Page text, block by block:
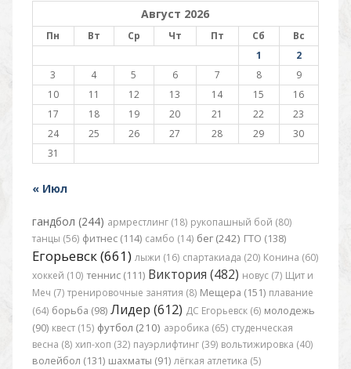
Август 2026
Пн Вт Ср Чт Пт Сб
Вс
1
2
3
4 5 6 7 8
9
10
11 12 13 14 15
16
17
18 19 20 21 22
23
24
25 26 27 28 29
30
31
« Июл
гандбол (244) армрестлинг (18) рукопашный бой (80)
танцы (56) фитнес (114) самбо (14) бег (242) ГТО (138)
Егорьевск (661) лыжи (16) спартакиада (20) Конина (60)
хоккей (10) теннис (111) Виктория (482) новус (7) Щит и
Меч (7) тренировочные занятия (8) Мещера (151) плавание
(64) борьба (98) Лидер (612) ДС Егорьевск (6) молодежь
(90) квест (15) футбол (210) аэробика (65) студенческая
весна (8) хип-хоп (32) пауэрлифтинг (39) вольтижировка (40)
волейбол (131) шахматы (91) лёгкая атлетика (5)